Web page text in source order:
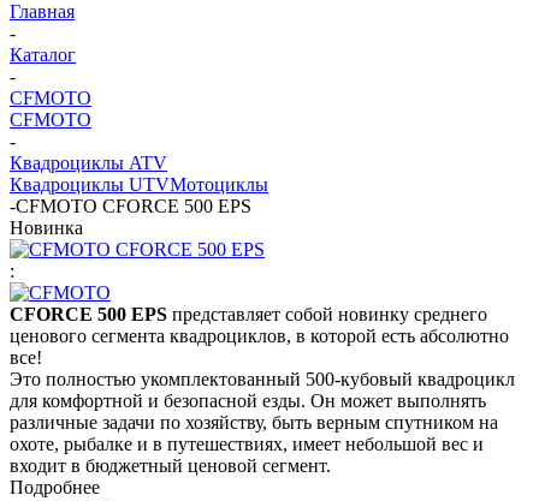
Главная
-
Каталог
-
CFMOTO
CFMOTO
-
Квадроциклы ATV
Квадроциклы UTVМотоциклы
-CFMOTO CFORCE 500 EPS
Новинка
:
CFORCE 500 EPS представляет собой новинку среднего
ценового сегмента квадроциклов, в которой есть абсолютно
все!
Это полностью укомплектованный 500-кубовый квадроцикл
для комфортной и безопасной езды. Он может выполнять
различные задачи по хозяйству, быть верным спутником на
охоте, рыбалке и в путешествиях, имеет небольшой вес и
входит в бюджетный ценовой сегмент.
Подробнее